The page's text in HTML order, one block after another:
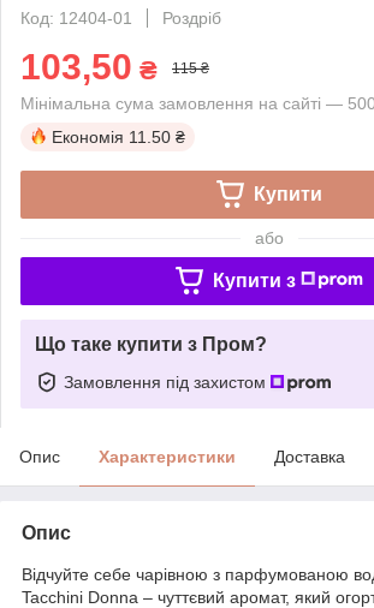
Код: 12404-01
Роздріб
103,50 ₴ 115 ₴
Мінімальна сума замовлення на сайті —
Економія 11.50 ₴
Купити
або
Купити з
Що таке купити з Пром?
Замовлення під захистом
Опис Характеристики Доставка
Опис
Відчуйте себе чарівною з парфумованою
Tacchini Donna – чуттєвий аромат, який